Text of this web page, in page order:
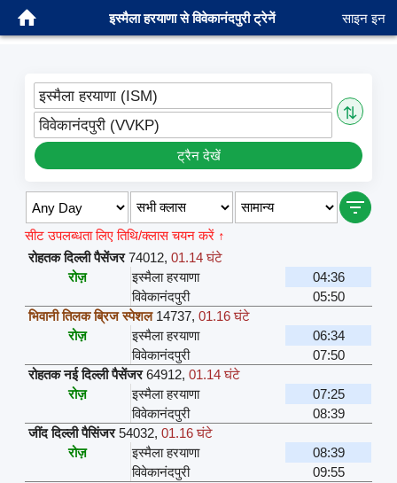
इस्मैला हरयाणा से विवेकानंदपुरी ट्रेनें साइन इन
इस्मैला हरयाणा (ISM)
⇅
विवेकानंदपुरी (VVKP)
ट्रैन देखें
सीट उपलब्धता लिए तिथि/क्लास चयन करें ↑
रोहतक दिल्ली पैसेंजर 74012,01.14 घंटे
रोज़
इस्मैला हरयाणा
04:36
विवेकानंदपुरी
05:50
भिवानी तिलक ब्रिज स्पेशल 14737,01.16 घंटे
रोज़
इस्मैला हरयाणा
06:34
विवेकानंदपुरी
07:50
रोहतक नई दिल्ली पैसेंजर 64912,01.14 घंटे
रोज़
इस्मैला हरयाणा
07:25
विवेकानंदपुरी
08:39
जींद दिल्ली पैसिंजर 54032,01.16 घंटे
रोज़
इस्मैला हरयाणा
08:39
विवेकानंदपुरी
09:55